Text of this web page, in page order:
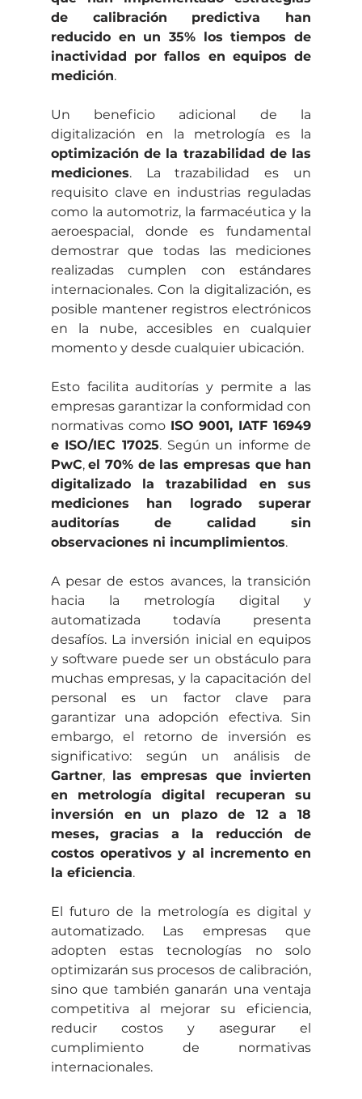
de calibración predictiva han
reducido en un 35% los tiempos de
inactividad por fallos en equipos de
medición.
Un beneficio adicional de la
optimización de la trazabilidad de las
mediciones. La trazabilidad es un
requisito clave en industrias reguladas
como la automotriz, la farmacéutica y la
aeroespacial, donde es fundamental
demostrar que todas las mediciones
realizadas cumplen con estándares
internacionales. Con la digitalización, es
posible mantener registros electrónicos
en la nube, accesibles en cualquier
momento y desde cualquier ubicación.
Esto facilita auditorías y permite a las
empresas garantizar la conformidad con
normativas como ISO 9001, IATF 16949
e ISO/IEC 17025
PwC, el 70% de las empresas que han
digitalizado la trazabilidad en sus
mediciones han logrado superar
auditorías de calidad sin
observaciones ni incumplimientos.
A pesar de estos avances, la transición
hacia la metrología digital y
automatizada todavía presenta
desafíos. La inversión inicial en equipos
y software puede ser un obstáculo para
muchas empresas, y la capacitación del
personal es un factor clave para
garantizar una adopción efectiva. Sin
embargo, el retorno de inversión es
Gartner, las empresas que invierten
en metrología digital recuperan su
inversión en un plazo de 12 a 18
meses, gracias a la reducción de
costos operativos y al incremento en
la eficiencia.
El futuro de la metrología es digital y
automatizado. Las empresas que
adopten estas tecnologías no solo
optimizarán sus procesos de calibración,
sino que también ganarán una ventaja
competitiva al mejorar su eficiencia,
reducir costos y asegurar el
cumplimiento de normativas
internacionales.